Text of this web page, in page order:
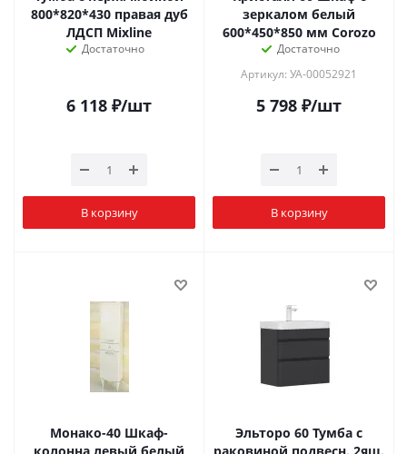
800*820*430 правая дуб
ЛДСП Mixline
Достаточно
6 118 ₽/шт
В корзину
зеркалом белый
600*450*850 мм Corozo
Достаточно
Артикул: УА-00052921
5 798 ₽/шт
В корзину
Монако-40 Шкаф-
Эльторо 60 Тумба с